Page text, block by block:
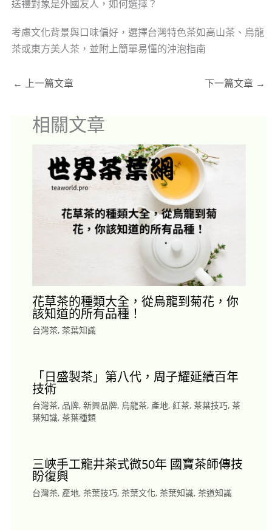
送禮對象是外國友人，如何選擇？
考慮文化背景與口味偏好，選擇台灣特色茶如高山茶、烏龍
茶或東方美人茶，並附上簡單易懂的沖泡指南
← 上一篇文章 下一篇文章 →
相關文章
花草茶的種類大全，從烏龍到菊花，你
該知道的所有品種！
台灣茶, 茶葉知識
「日盛製茶」第八代，周子耀延續百年
技術
台灣茶, 品牌, 新興品牌, 烏龍茶, 產地, 紅茶, 茶葉技巧, 茶
葉知識, 茶葉種類
三峽手工龍井茶式微50年 國寶茶師傳技
盼復興
台灣茶, 產地, 茶葉技巧, 茶葉文化, 茶葉知識, 茶道知識